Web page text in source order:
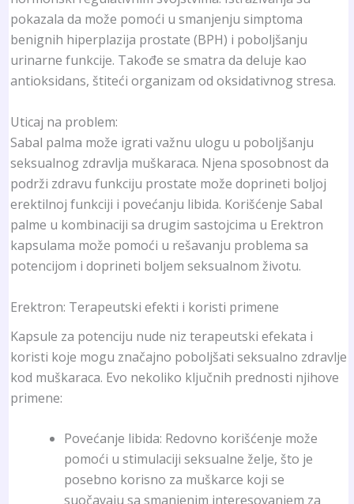
pokazala da može pomoći u smanjenju simptoma
benignih hiperplazija prostate (BPH) i poboljšanju
urinarne funkcije. Takođe se smatra da deluje kao
antioksidans, štiteći organizam od oksidativnog stresa.
Uticaj na problem:
Sabal palma može igrati važnu ulogu u poboljšanju
seksualnog zdravlja muškaraca. Njena sposobnost da
podrži zdravu funkciju prostate može doprineti boljoj
erektilnoj funkciji i povećanju libida. Korišćenje Sabal
palme u kombinaciji sa drugim sastojcima u Erektron
kapsulama može pomoći u rešavanju problema sa
potencijom i doprineti boljem seksualnom životu.
Erektron: Terapeutski efekti i koristi primene
Kapsule za potenciju nude niz terapeutski efekata i
koristi koje mogu značajno poboljšati seksualno zdravlje
kod muškaraca. Evo nekoliko ključnih prednosti njihove
primene:
Povećanje libida: Redovno korišćenje može
pomoći u stimulaciji seksualne želje, što je
posebno korisno za muškarce koji se
suočavaju sa smanjenim interesovanjem za